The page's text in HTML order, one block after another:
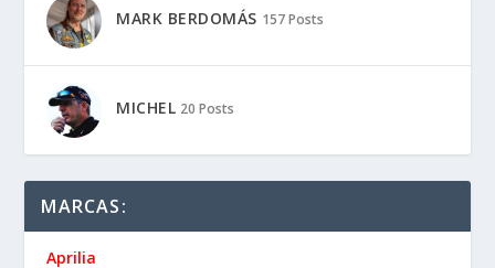
MARK BERDOMÁS 157 Posts
MICHEL 20 Posts
MARCAS:
Aprilia